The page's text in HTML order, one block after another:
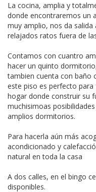
La cocina, amplia y
donde encontraremos un
muy amplio, nos da
relajados ratos fuera de
Contamos con cuantro
hacer un quinto
tambien cuenta con baño
este piso es perfecto
hogar donde construir su
muchisimoas
amplios dormitorios.
Para hacerla aún más
acondicionado y
natural en toda la casa
A dos calles, en el bingo
disponibles.